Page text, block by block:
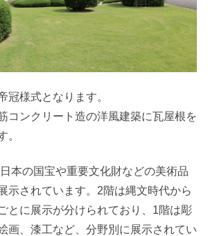
冠様式となります。
コンクリート造の洋風建築に瓦屋根を
。
本の国宝や重要文化財などの美術品
示されています。2階は縄文時代から
とに展示が分けられており、1階は彫
画、漆工など、分野別に展示されてい